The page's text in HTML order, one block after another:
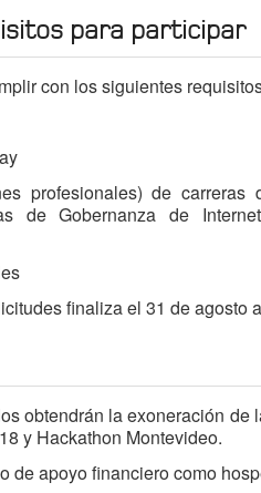
para participar
con los siguientes
profesionales) de
de Gobernanza de
finaliza el 31 de agosto
obtendrán la exoneración
y Hackathon Montevideo.
de apoyo financiero como